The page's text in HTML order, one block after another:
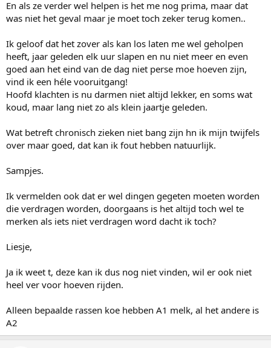
En als ze verder wel helpen is het me nog prima, maar dat
was niet het geval maar je moet toch zeker terug komen..
Ik geloof dat het zover als kan los laten me wel geholpen
heeft, jaar geleden elk uur slapen en nu niet meer en even
goed aan het eind van de dag niet perse moe hoeven zijn,
vind ik een héle vooruitgang!
Hoofd klachten is nu darmen niet altijd lekker, en soms wat
koud, maar lang niet zo als klein jaartje geleden.
Wat betreft chronisch zieken niet bang zijn hn ik mijn twijfels
over maar goed, dat kan ik fout hebben natuurlijk.
Sampjes.
Ik vermelden ook dat er wel dingen gegeten moeten worden
die verdragen worden, doorgaans is het altijd toch wel te
merken als iets niet verdragen word dacht ik toch?
Liesje,
Ja ik weet t, deze kan ik dus nog niet vinden, wil er ook niet
heel ver voor hoeven rijden.
Alleen bepaalde rassen koe hebben A1 melk, al het andere is
A2